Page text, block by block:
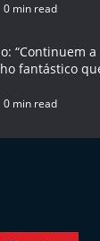
0 min read
“Continuem a
fantástico
0 min read